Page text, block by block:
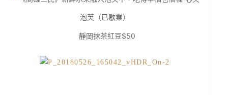
靜岡抹茶紅豆$50